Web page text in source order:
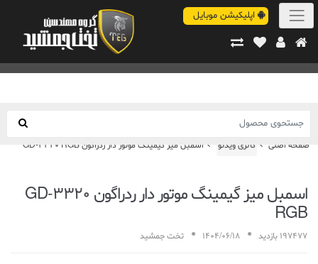
اپلیکیشن موبایل
صفحه اصلی گالری ویدئو اسمبل میز گیمینگ موتور دار ردراگون GD-3320 RGB
اسمبل میز گیمینگ موتور دار ردراگون GD-3320
RGB
197477 بازدید 1404/06/18 تخت جمشید